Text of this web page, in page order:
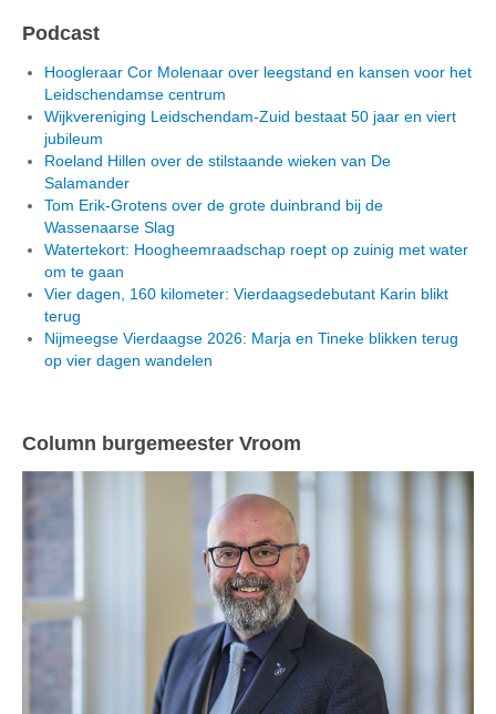
Podcast
Hoogleraar Cor Molenaar over leegstand en kansen voor het
Leidschendamse centrum
Wijkvereniging Leidschendam-Zuid bestaat 50 jaar en viert
jubileum
Roeland Hillen over de stilstaande wieken van De
Salamander
Tom Erik-Grotens over de grote duinbrand bij de
Wassenaarse Slag
Watertekort: Hoogheemraadschap roept op zuinig met water
om te gaan
Vier dagen, 160 kilometer: Vierdaagsedebutant Karin blikt
terug
Nijmeegse Vierdaagse 2026: Marja en Tineke blikken terug
op vier dagen wandelen
Column burgemeester Vroom